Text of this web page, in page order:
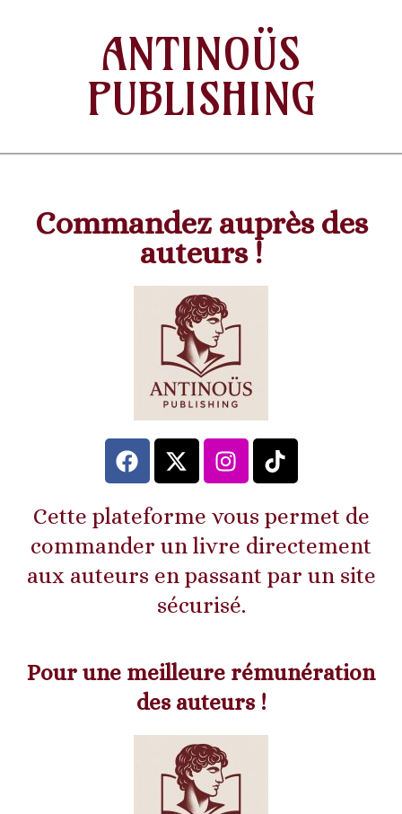
ANTINOÜS
PUBLISHING
Commandez auprès des
auteurs !
Cette plateforme vous permet de
commander un livre directement
aux auteurs en passant par un site
sécurisé.
Pour une meilleure rémunération
des auteurs !